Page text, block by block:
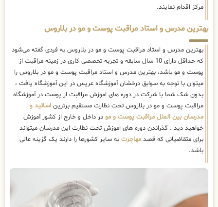
مرکز اقدام نمایند.
بهترین مدرس و استاد مراقبت پوست و مو در بلاروس
بهترین مدرس و استاد مراقبت پوست و مو در بلاروس به فردی گفته می‌شود
که حداقل دارای 10 سال سابقه و تجربه تخصصی کاری در زمینه مراقبت از
پوست و مو باشد، بهترین مدرس و استاد مراقبت پوست و مو در بلاروس را
میتوان با توجه به سوابق درخشان آموزشگاه عریس در این آموزشگاه یافت ،
بدون شک شما با شرکت در دوره های اموزش مراقبت از پوست در آموزشگاه
مراقبت پوست و مو در بلاروس تحت نظارت مستقیم برترین اساتید و
مدرسان بین الملل مراقبت پوست و مو در داخل و خارج از کشور آموزش
خواهید دید . گذراندن دوره های اموزش تحت نظارت این مدرسان میتواند
برای متقاضیانی که قصد مهاجرت به سایر کشورها را دارند یک گزینه عالی
باشد.